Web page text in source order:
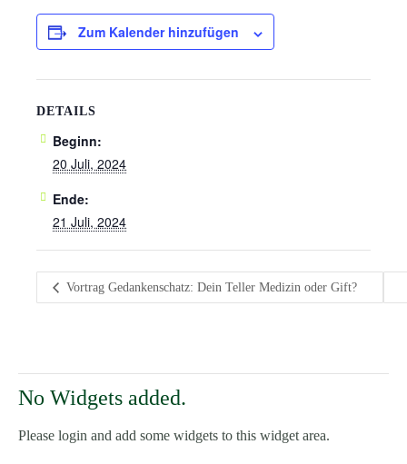
Zum Kalender hinzufügen
DETAILS
Beginn:
20 Juli, 2024
Ende:
21 Juli, 2024
Vortrag Gedankenschatz: Dein Teller Medizin oder Gift?
No Widgets added.
Please login and add some widgets to this widget area.